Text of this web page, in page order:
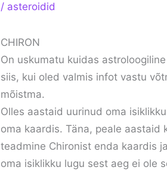
/ asteroidid
CHIRON
On uskumatu kuidas
siis, kui oled valmis infot vastu
mõistma.
Olles aastaid uurinud oma
oma kaardis. Täna, peale
teadmine Chironist enda kaardis
oma isiklikku lugu sest aeg ei ole